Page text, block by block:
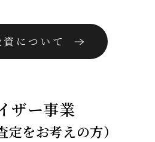
資について
ザー事業
定をお考えの方）